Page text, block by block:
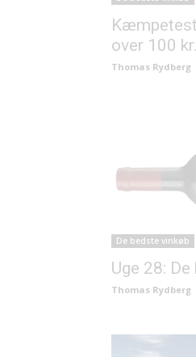
over 100 kr.
Thomas Rydberg
De bedste vinkøb
Uge 28: De
Thomas Rydberg